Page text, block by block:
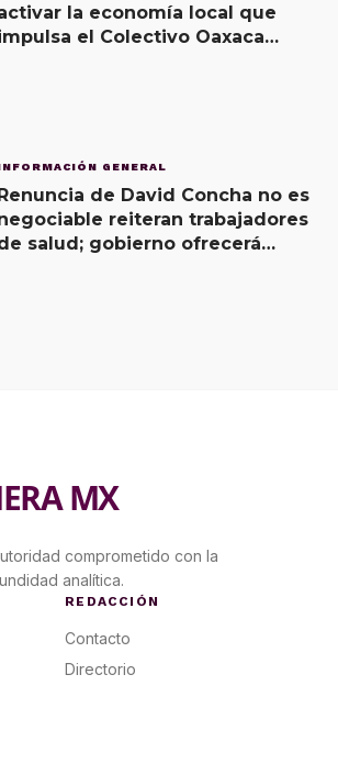
la economía local que
el Colectivo Oaxaca
GENERAL
de David Concha no es
reiteran trabajadores
salud; gobierno ofrecerá
MX
comprometido con la
analítica.
REDACCIÓN
Contacto
Directorio